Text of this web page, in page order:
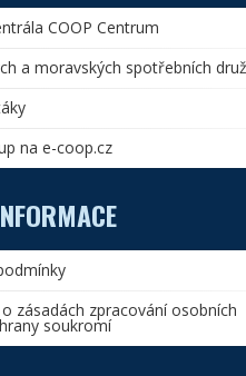
COOP Centrum
a moravských spotřebních
na e-coop.cz
zásadách zpracování osobních
soukromí